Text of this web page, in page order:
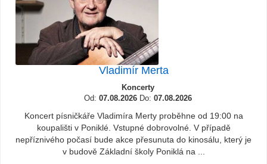
Vladimír Merta
Koncerty
Od: 07.08.2026 Do: 07.08.2026
Koncert písničkáře Vladimíra Merty proběhne od 19:00 na
koupališti v Poniklé. Vstupné dobrovolné. V případě
nepříznivého počasí bude akce přesunuta do kinosálu, který je
v budově Základní školy Poniklá na ...